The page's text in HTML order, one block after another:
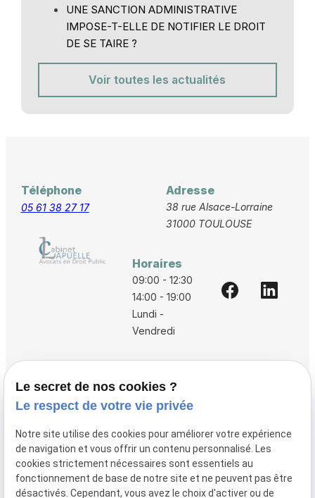
UNE SANCTION ADMINISTRATIVE
IMPOSE-T-ELLE DE NOTIFIER LE DROIT
DE SE TAIRE ?
Voir toutes les actualités
Téléphone
05 61 38 27 17
Adresse
38 rue Alsace-Lorraine
31000 TOULOUSE
Horaires
09:00 - 12:30
14:00 - 19:00
Lundi -
Vendredi
Vos avocats
Boutique
Domaines de compétences
Actualités
Le secret de nos cookies ?
Le respect de votre vie privée
Notre site utilise des cookies pour améliorer votre expérience
de navigation et vous offrir un contenu personnalisé. Les
cookies strictement nécessaires sont essentiels au
fonctionnement de base de notre site et ne peuvent pas être
désactivés. Cependant, vous avez le choix d'activer ou de